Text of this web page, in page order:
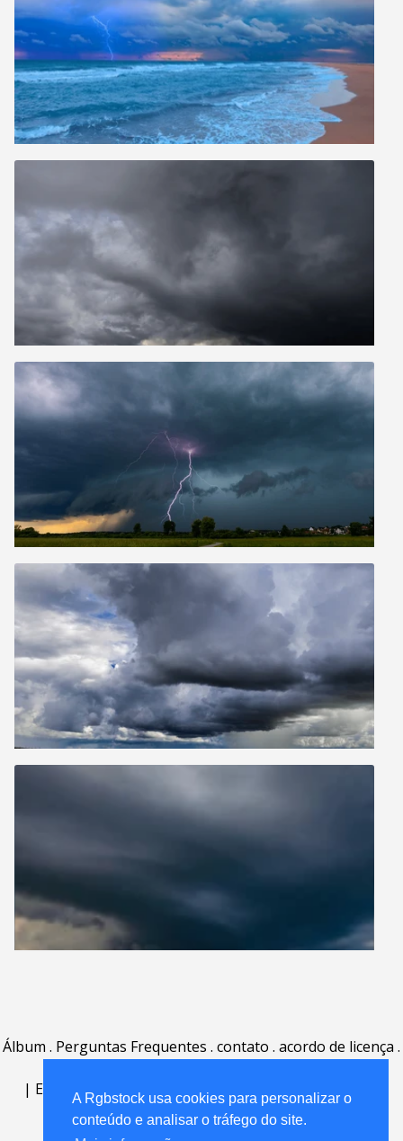
A Rgbstock usa cookies para personalizar o
conteúdo e analisar o tráfego do site.
Álbum . Perguntas Frequentes . contato . acordo de licença .
| English | Deutsch Español Português
Nederlands|